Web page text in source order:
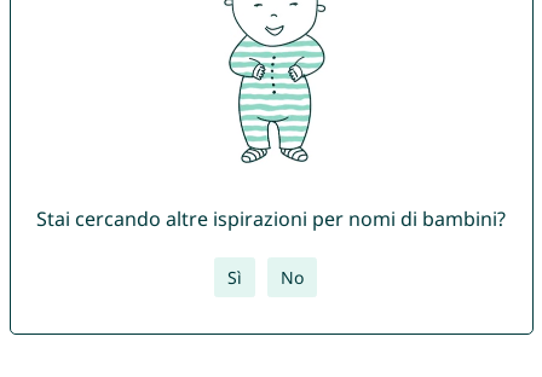
Stai cercando altre ispirazioni per nomi di bambini?
Sì No